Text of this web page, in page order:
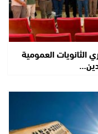
الثانويات العمومية